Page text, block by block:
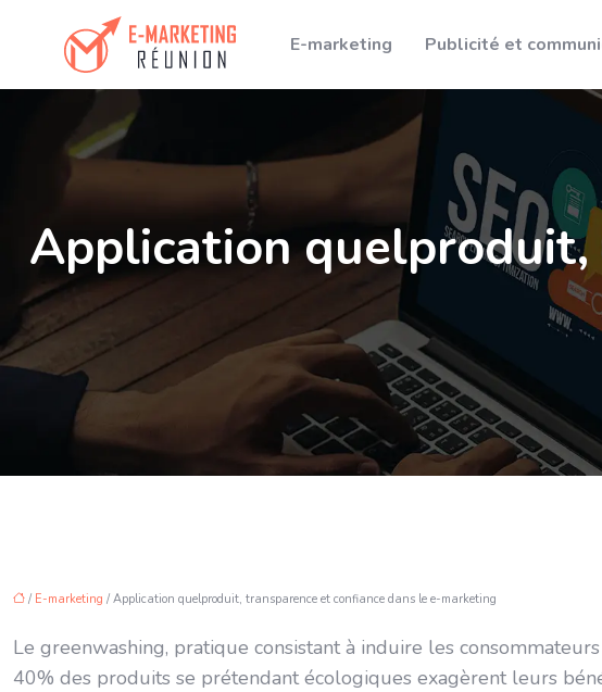
E-marketing Publicité et
Application quelproduit,
/ E-marketing / Application quelproduit, transparence et confiance dans le e-marketing
Le greenwashing, pratique consistant à induire les
40% des produits se prétendant écologiques exagèrent leurs